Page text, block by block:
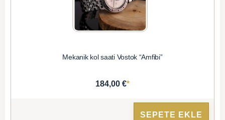
Mekanik kol saati Vostok “Amfibi”
184,00 €*
SEPETE EKLE